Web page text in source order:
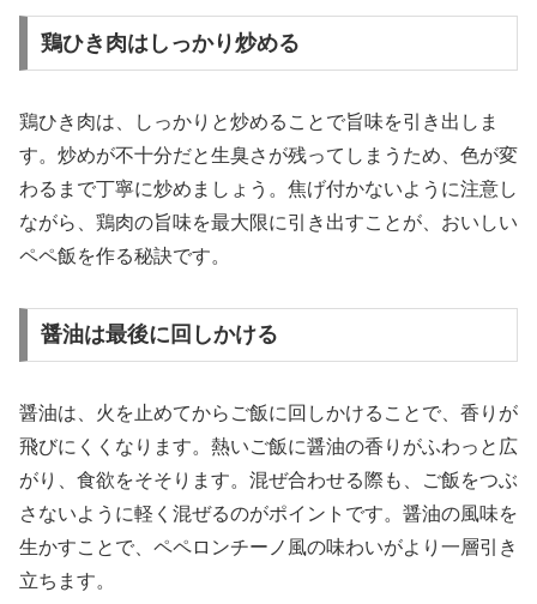
鶏ひき肉はしっかり炒める
鶏ひき肉は、しっかりと炒めることで旨味を引き出しま
す。炒めが不十分だと生臭さが残ってしまうため、色が変
わるまで丁寧に炒めましょう。焦げ付かないように注意し
ながら、鶏肉の旨味を最大限に引き出すことが、おいしい
ペペ飯を作る秘訣です。
醤油は最後に回しかける
醤油は、火を止めてからご飯に回しかけることで、香りが
飛びにくくなります。熱いご飯に醤油の香りがふわっと広
がり、食欲をそそります。混ぜ合わせる際も、ご飯をつぶ
さないように軽く混ぜるのがポイントです。醤油の風味を
生かすことで、ペペロンチーノ風の味わいがより一層引き
立ちます。